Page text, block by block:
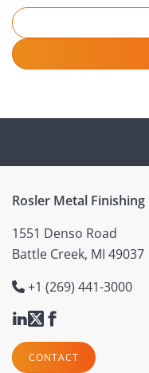
Rosler Metal Finishing
1551 Denso Road
Battle Creek, MI 49037
+1 (269) 441-3000
CONTACT